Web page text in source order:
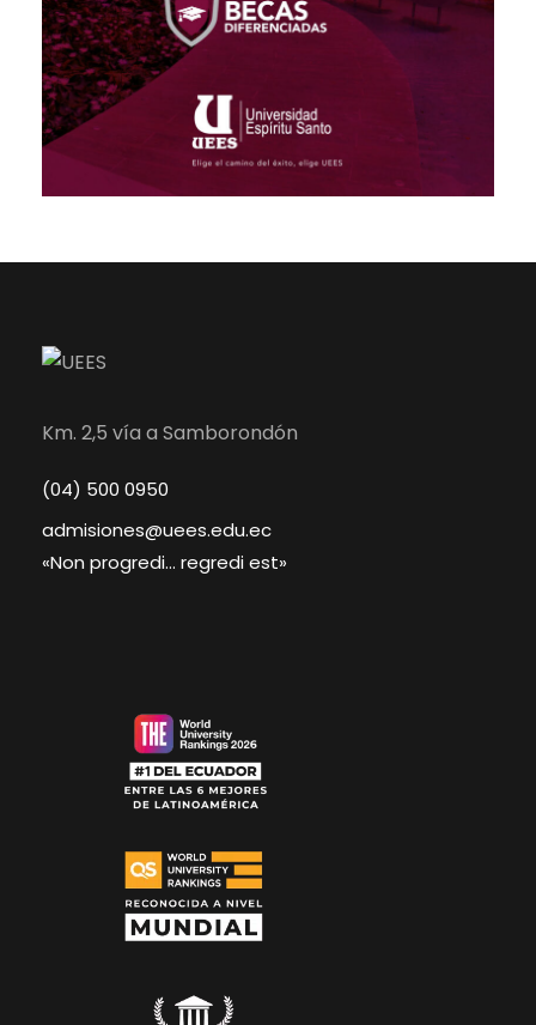
Km. 2,5 vía a Samborondón
(04) 500 0950
admisiones@uees.edu.ec
«Non progredi… regredi est»